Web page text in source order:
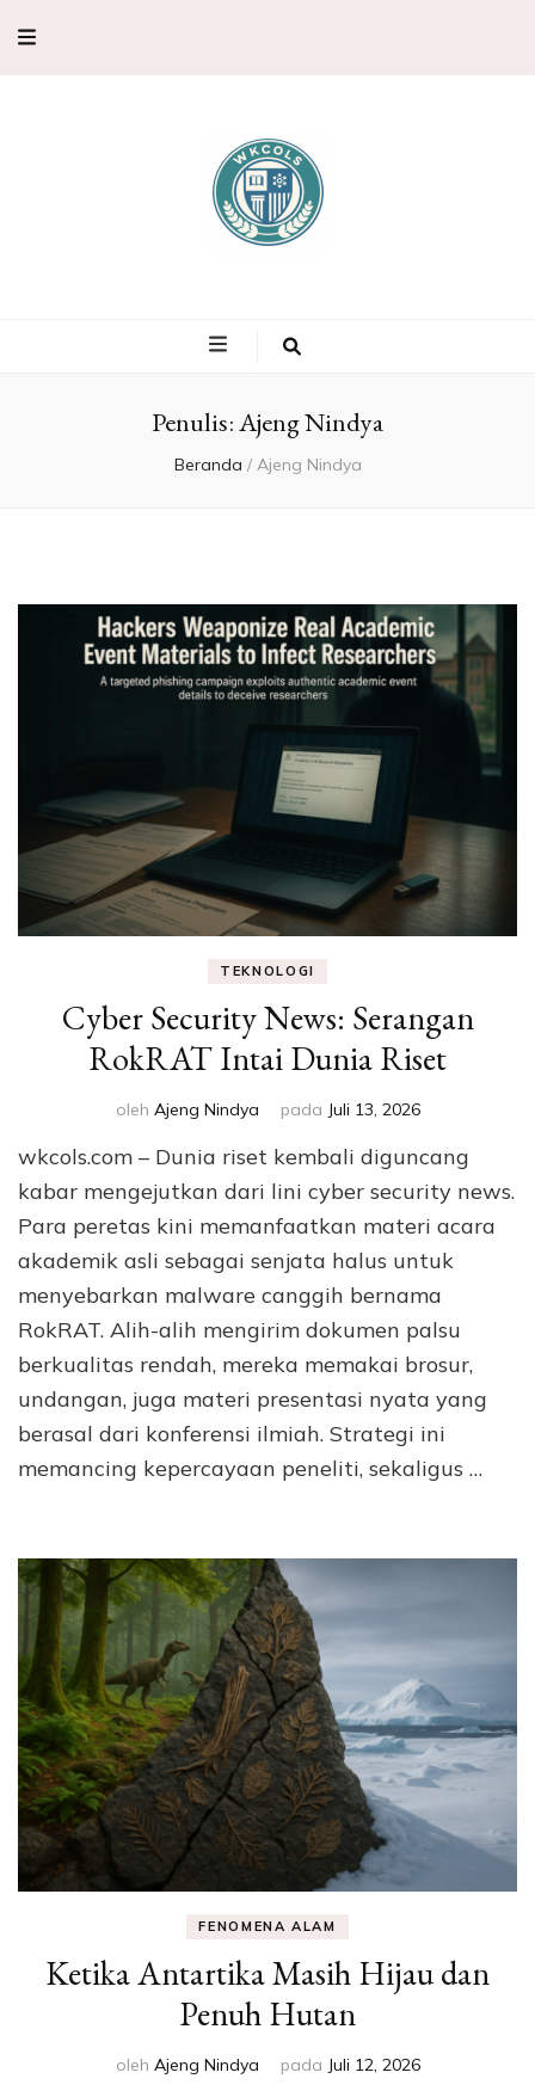
Pembahasan
Ilmu
Eksperimen &
Fakta Sains
Penulis:Ajeng Nindya
Beranda / Ajeng Nindya
TEKNOLOGI
Cyber Security News: Serangan
RokRAT Intai Dunia Riset
oleh Ajeng Nindya pada Juli 13, 2026
wkcols.com – Dunia riset kembali diguncang
kabar mengejutkan dari lini cyber security news.
Para peretas kini memanfaatkan materi acara
akademik asli sebagai senjata halus untuk
menyebarkan malware canggih bernama
RokRAT. Alih-alih mengirim dokumen palsu
berkualitas rendah, mereka memakai brosur,
undangan, juga materi presentasi nyata yang
berasal dari konferensi ilmiah. Strategi ini
memancing kepercayaan peneliti, sekaligus …
FENOMENA ALAM
Ketika Antartika Masih Hijau dan
Penuh Hutan
oleh Ajeng Nindya pada Juli 12, 2026